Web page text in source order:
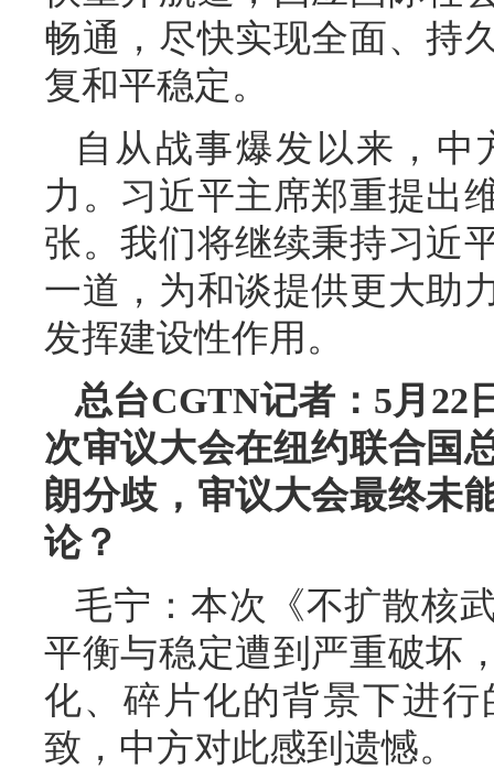
畅通，尽快实现全面、持
复和平稳定。
自从战事爆发以来，
力。习近平主席郑重提出
张。我们将继续秉持习近
一道，为和谈提供更大助
发挥建设性作用。
总台CGTN记者：5月22
次审议大会在纽约联合国
朗分歧，审议大会最终未
论？
毛宁：本次《不扩散核
平衡与稳定遭到严重破坏
化、碎片化的背景下进
致，中方对此感到遗憾。